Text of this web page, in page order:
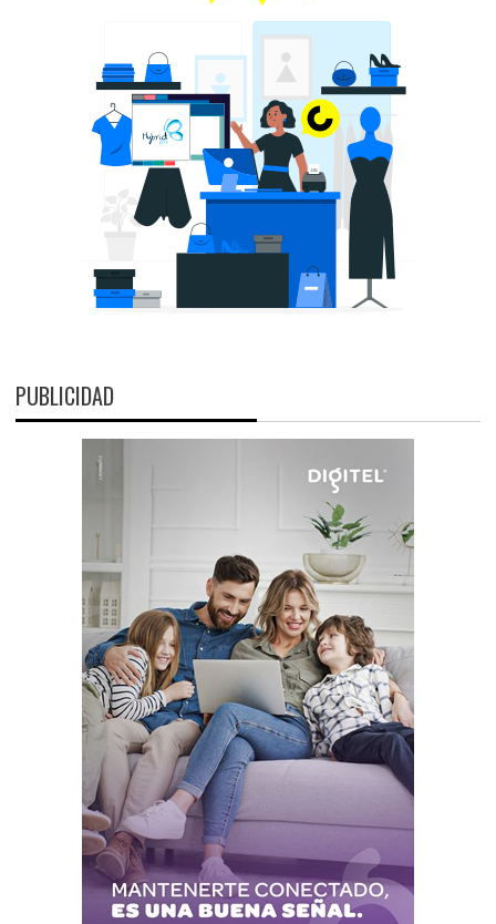
PUBLICIDAD